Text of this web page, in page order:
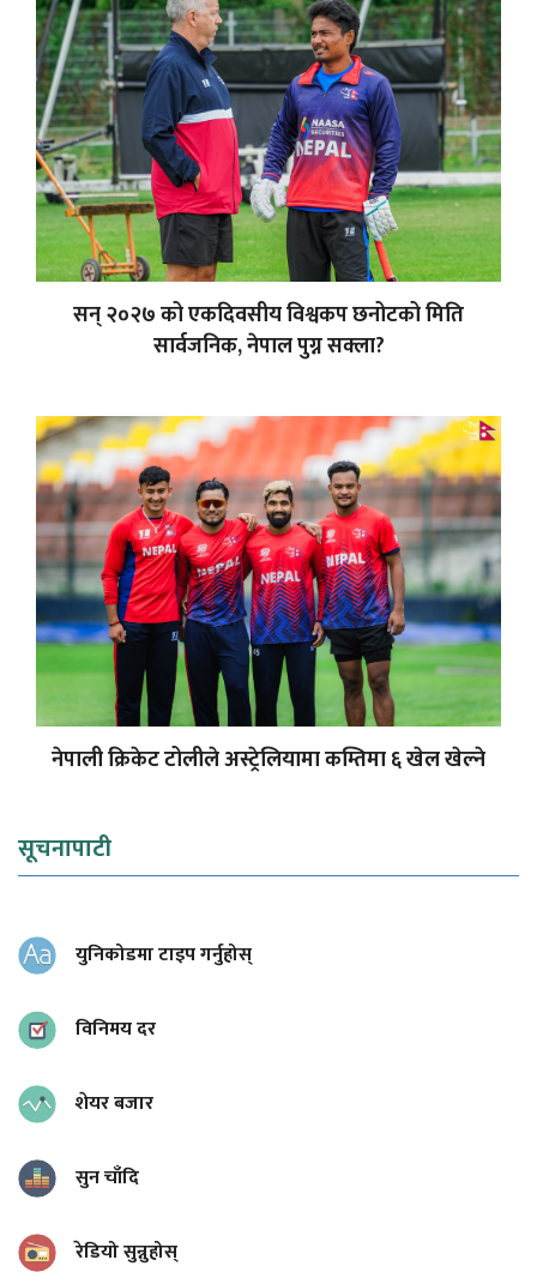
सन् २०२७ को एकदिवसीय विश्वकप छनोटको मिति
सार्वजनिक, नेपाल पुग्न सक्ला?
नेपाली क्रिकेट टोलीले अस्ट्रेलियामा कम्तिमा ६ खेल खेल्ने
सूचनापाटी
युनिकोडमा टाइप गर्नुहोस्
विनिमय दर
शेयर बजार
सुन चाँदि
रेडियो सुन्नुहोस्